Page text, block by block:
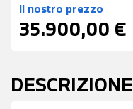
Il nostro prezzo
35.900,00 €
DESCRIZIONE